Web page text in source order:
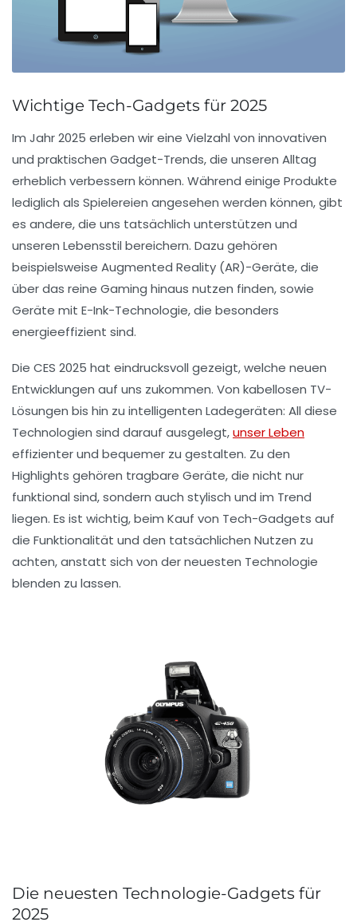
Wichtige Tech-Gadgets für 2025
Im Jahr2025 erleben wir eine Vielzahl von innovativen
und praktischen Gadget-Trends, die unseren Alltag
erheblich verbessern können. Während einige Produkte
lediglich als Spielereien angesehen werden können, gibt
es andere, die uns tatsächlich unterstützen und
unseren Lebensstil bereichern. Dazu gehören
beispielsweise Augmented Reality (AR)-Geräte, die
über das reine Gaming hinaus nutzen finden, sowie
Geräte mit E-Ink-Technologie, die besonders
energieeffizient sind.
Die CES 2025 hat eindrucksvoll gezeigt, welche neuen
Entwicklungen auf uns zukommen. Von kabellosen TV-
Lösungen bis hin zu intelligenten Ladegeräten: All diese
Technologien sind darauf ausgelegt,unser Leben
effizienterund bequemer zu gestalten. Zu den
Highlights gehören tragbare Geräte, die nicht nur
funktional sind, sondern auch stylisch und im Trend
liegen. Es ist wichtig, beim Kauf von Tech-Gadgets auf
die Funktionalität und den tatsächlichen Nutzen zu
achten, anstatt sich von der neuesten Technologie
blenden zu lassen.
Die neuesten Technologie-Gadgets für
2025